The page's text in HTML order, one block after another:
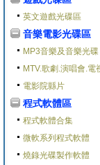
英文遊戲光碟區
音樂電影光碟區
MP3音樂及音樂光碟
MTV.歌劇.演唱會.電
電影院縣片
程式軟體區
程式軟體合集
微軟系列程式軟體
燒錄光碟製作軟體